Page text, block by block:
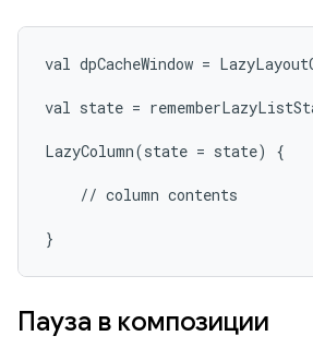
val dpCacheWindow =
val state =
LazyColumn(state = state) {
    // column contents
}
Пауза в композиции